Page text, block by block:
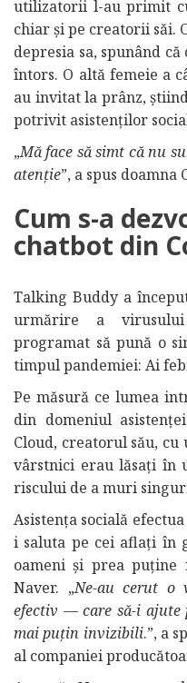
utilizatorii l-au primit
chiar și pe creatorii săi.
depresia sa, spunând
întors. O altă femeie a
au invitat la prânz,
potrivit asistenților
„Mă face să simt că nu
atenție”, a spus doamna
Cum s-a
chatbot din
Talking Buddy a
urmărire a virusului
programat să pună o
timpul pandemiei: Ai
Pe măsură ce lumea
din domeniul
Cloud, creatorul său,
vârstnici erau lăsați în
riscului de a muri
Asistența socială
i saluta pe cei aflați în
oameni și prea puține
Naver. „Ne-au cerut o
efectiv — care să-i ajute
mai puțin invizibili.”, a
al companiei